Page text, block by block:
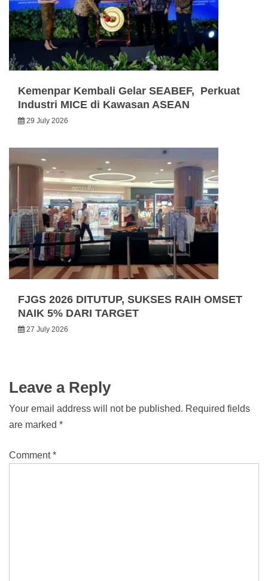
Kemenpar Kembali Gelar SEABEF, Perkuat
Industri MICE di Kawasan ASEAN
29 July 2026
FJGS 2026 DITUTUP, SUKSES RAIH OMSET
NAIK 5% DARI TARGET
27 July 2026
Leave a Reply
Your email address will not be published. Required fields
are marked *
Comment*